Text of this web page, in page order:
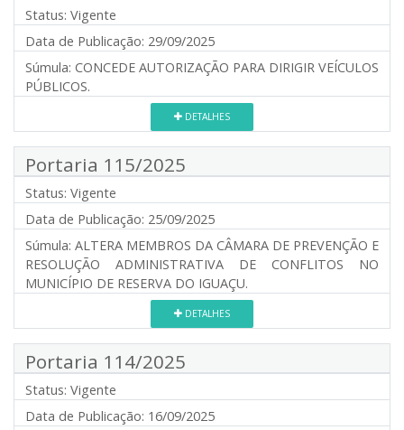
Status: Vigente
Data de Publicação: 29/09/2025
Súmula: CONCEDE AUTORIZAÇÃO PARA DIRIGIR VEÍCULOS
PÚBLICOS.
DETALHES
Portaria 115/2025
Status: Vigente
Data de Publicação: 25/09/2025
Súmula: ALTERA MEMBROS DA CÂMARA DE PREVENÇÃO E
RESOLUÇÃO ADMINISTRATIVA DE CONFLITOS NO
MUNICÍPIO DE RESERVA DO IGUAÇU.
DETALHES
Portaria 114/2025
Status: Vigente
Data de Publicação: 16/09/2025